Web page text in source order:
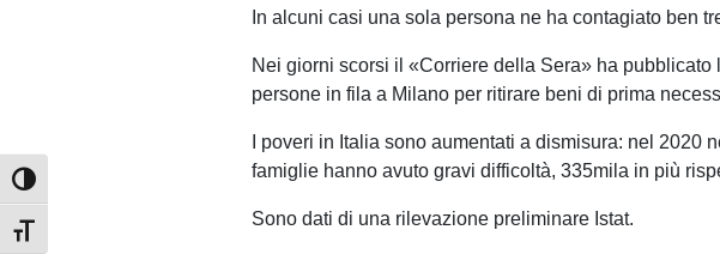
Attiva/disattiva alto contrasto
Attiva/disattiva dimensione testo
In alcuni casi una sola persona ne ha contagiato ben
Nei giorni scorsi il «Corriere della Sera» ha pubblicato
persone in fila a Milano per ritirare beni di prima
I poveri in Italia sono aumentati a dismisura: nel 2020
famiglie hanno avuto gravi difficoltà, 335mila in più
Sono dati di una rilevazione preliminare Istat.